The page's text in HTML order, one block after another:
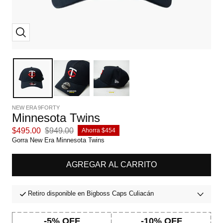
Zoom
NEW ERA 9FORTY
Minnesota Twins
Precio
de
$495.00 Precio
normal
$949.00 Ahorra $454
Gorra New Era Minnesota Twins
Retiro disponible en Bigboss Caps Culiacán
-5% OFF -10% OFF
AGREGAR AL CARRITO